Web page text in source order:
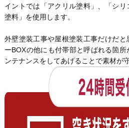
イントでは「アクリル塗料」、「シ
塗料」を使用します。
外壁塗装工事や屋根塗装工事だけだ
ーBOXの他にも付帯部と呼ばれる箇
ンテナンスをしてあげることで素材が